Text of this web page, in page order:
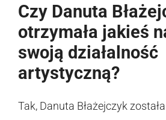
Czy Danuta
otrzymała jakieś
swoją działalność
artystyczną?
Tak, Danuta Błażejczyk